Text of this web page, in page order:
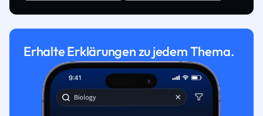
Erhalte Erklärungen zu jedem Thema.